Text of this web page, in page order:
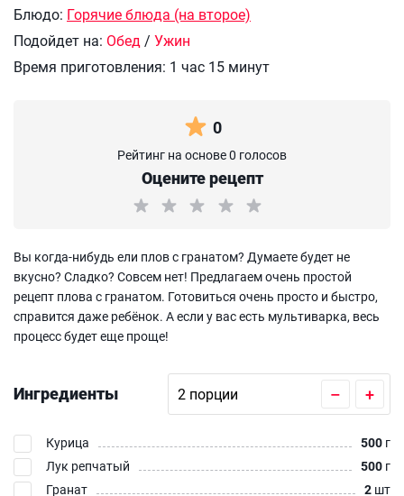
Блюдо: Горячие блюда (на второе)
Подойдет на: Обед / Ужин
Время приготовления: 1 час 15 минут
0
Рейтинг на основе 0 голосов
Оцените рецепт
Вы когда-нибудь ели плов с гранатом? Думаете будет не
вкусно? Сладко? Совсем нет! Предлагаем очень простой
рецепт плова с гранатом. Готовиться очень просто и быстро,
справится даже ребёнок. А если у вас есть мультиварка, весь
процесс будет еще проще!
Ингредиенты – +
Курица 500 г
Лук репчатый
500 г
Гранат
2 шт